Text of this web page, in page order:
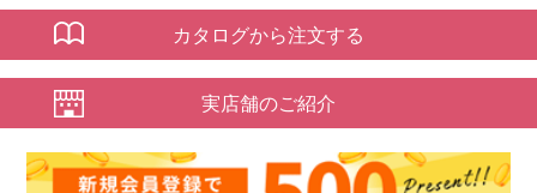
カタログから注文する
実店舗のご紹介